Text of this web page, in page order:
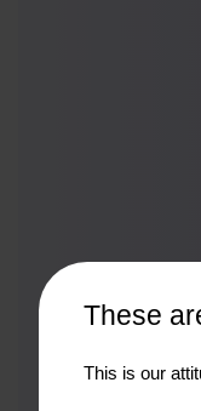
These
This is our